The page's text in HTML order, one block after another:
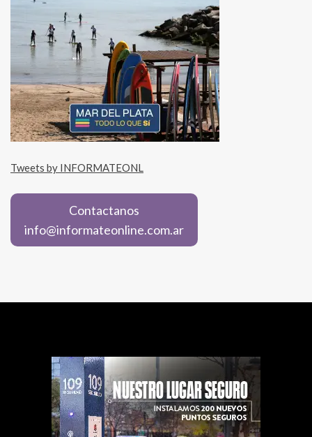
Tweets by INFORMATEONL
Contactanos
info@informateonline.com.ar